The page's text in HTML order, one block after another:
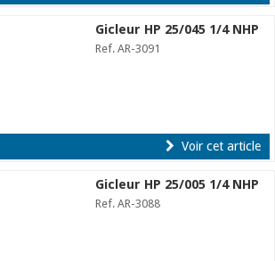
Gicleur HP 25/045 1/4 NHP
Ref. AR-3091
Voir cet article
Gicleur HP 25/005 1/4 NHP
Ref. AR-3088